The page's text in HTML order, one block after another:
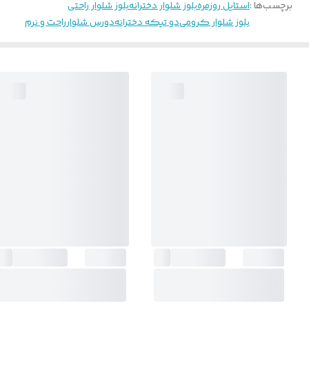
برچسب‌ها :استایل روزمرهبلوز شلوار دخترانهبلوز شلوار راحتی
بلوز شلوار کرومیدو تیکه دخترانهدورس شلوارراحت و نرم